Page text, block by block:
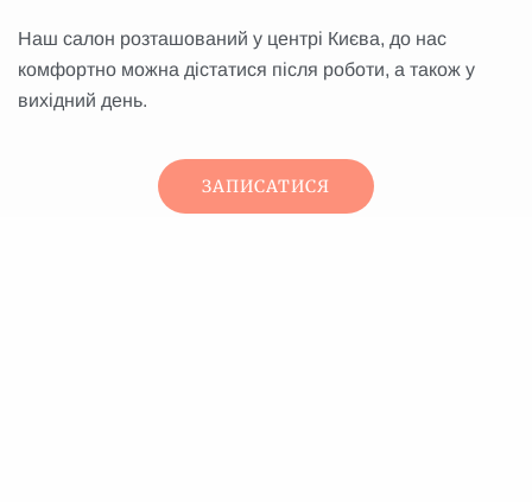
Наш салон розташований у центрі Києва, до нас
комфортно можна дістатися після роботи, а також у
вихідний день.
ЗАПИСАТИСЯ